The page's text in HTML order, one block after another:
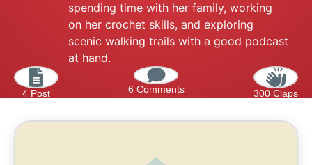
spending time with her family, working
on her crochet skills, and exploring
scenic walking trails with a good podcast
at hand.
4 Post 6 Comments 300 Claps